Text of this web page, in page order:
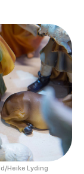
Heike Lyding